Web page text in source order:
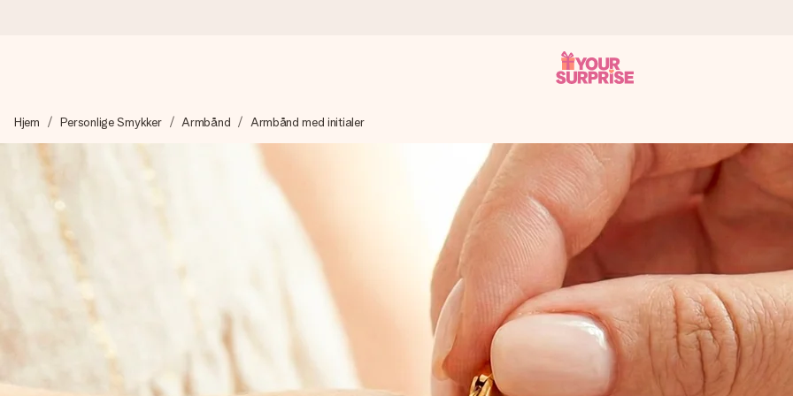
Vi laver din gave med omhu og sender den lynhurtigt – så du kan give den på det helt rette tidspunkt, når den betyder allermest.
4,7 (baseret på +15.000 anmeldelser)
Vores gaver inspirerer. Kunderne giver os 4,7 på Google Reviews.
Gratis kort med hilsen
Lav noget særligt i blot få trin – med hendes navn, et billede af dig eller en besked, der går lige i hendes hjerte. Intet besvær
Hjem Personlige Smykker Armbånd Armbånd med initialer